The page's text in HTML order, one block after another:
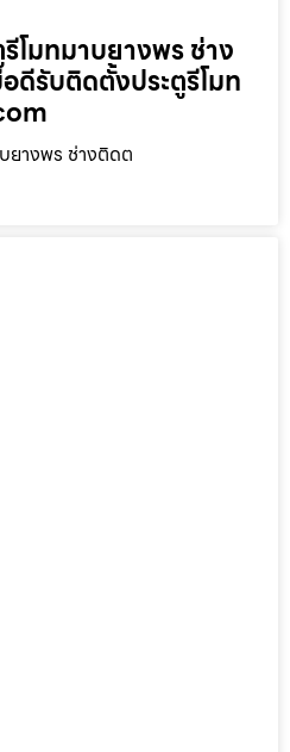
โมทมาบยางพร ช่าง
ดีรับติดตั้งประตูรีโมท
ยางพร ช่างติดต